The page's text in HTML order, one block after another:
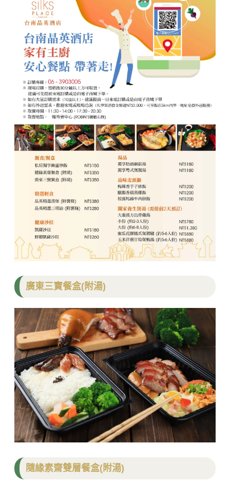
廣東三寶餐盒(附湯)
隨緣素齋雙層餐盒(附湯)